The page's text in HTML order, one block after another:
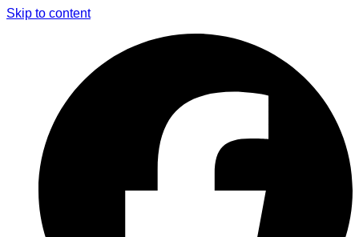
Skip to content